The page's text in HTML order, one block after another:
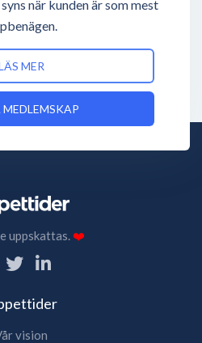
när kunden är som mest
MER
uppskattas.❤️
vision